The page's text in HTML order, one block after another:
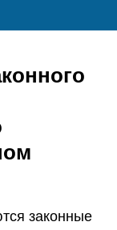
законные